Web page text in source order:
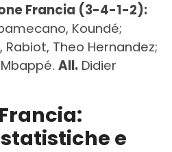
Francia (3-4-1-2):
Koundé;
Theo Hernandez;
All. Didier
e